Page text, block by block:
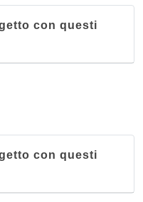
con questi
con questi